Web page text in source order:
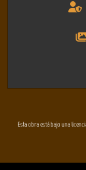
Esta obra está bajo una